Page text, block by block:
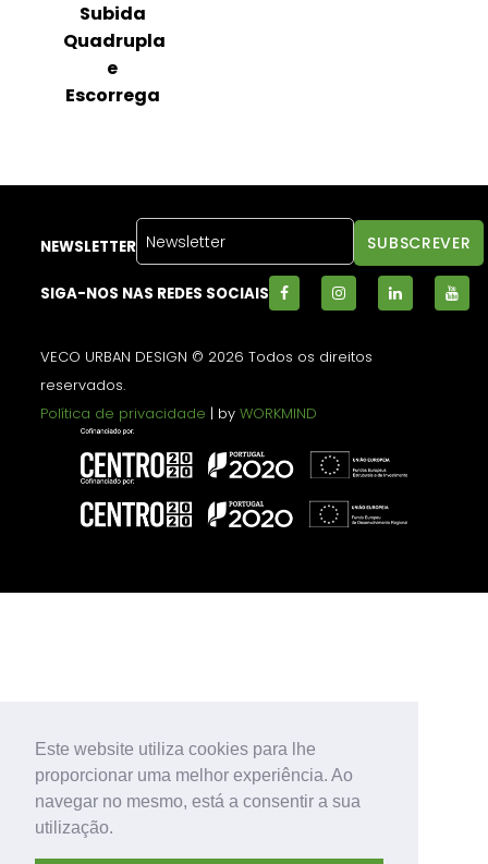
Este website utiliza cookies para lhe
proporcionar uma melhor experiência. Ao
navegar no mesmo, está a consentir a sua
utilização.
Subida
Quadrupla
e
Escorrega
NEWSLETTER
SIGA-NOS NAS REDES SOCIAIS
VECO URBAN DESIGN © 2026 Todos os direitos
reservados.
Política de privacidade | byWORKMIND